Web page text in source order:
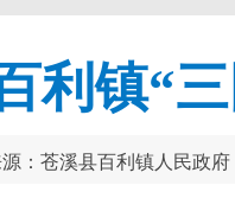
利镇“
：苍溪县百利镇人民政府